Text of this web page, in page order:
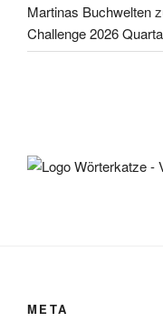
Martinas Buchwelten
Challenge 2026
META